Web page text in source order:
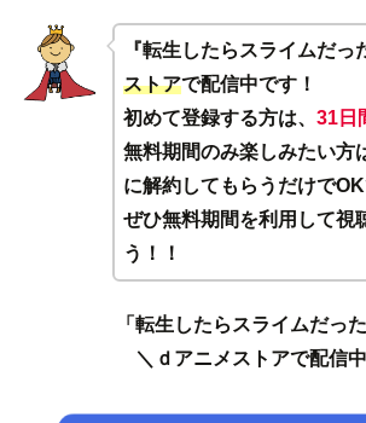
『転生したらスライムだっ
ストアで配信中です！
初めて登録する方は、 31日
無料期間のみ楽しみたい方
に解約してもらうだけでOK
ぜひ無料期間を利用して視
う！！
「転生したらスライムだっ
＼ｄアニメストアで配信